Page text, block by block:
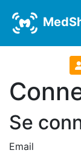
Se
Email